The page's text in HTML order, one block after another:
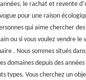
le rachat et revente
pour une raison
qui aime chercher
ou si vous voulez vendre le
. Nous sommes situés
domaines depuis des années
types. Vous cherchez un